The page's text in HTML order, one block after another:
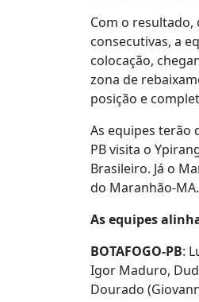
Com o resultado,
consecutivas, a
colocação,
zona de
posição e
As equipes terão
PB visita o
Brasileiro. Já o
do Maranhão-MA.
As equipes
BOTAFOGO-PB:
Igor Maduro,
Dourado